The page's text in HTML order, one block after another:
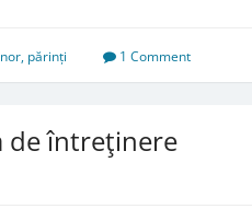
, părinți 1 Comment
de întreţinere